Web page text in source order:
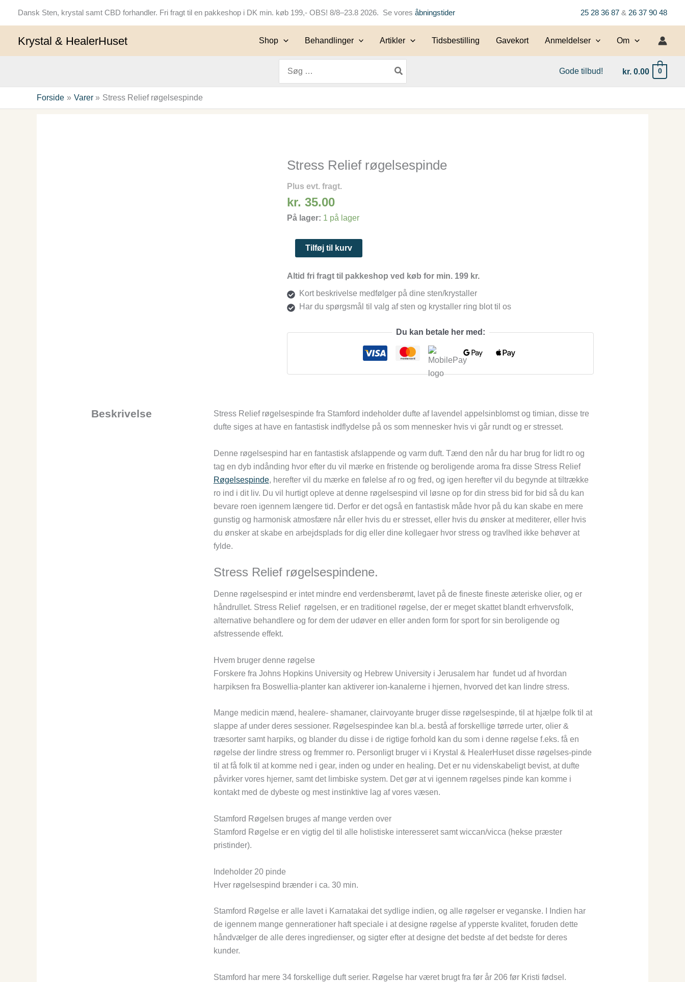
Dansk Sten, krystal samt CBD forhandler. Fri fragt til en pakkeshop i DK min. køb 199,- OBS! 8/8–23.8 2026. Se vores åbningstider 25 28 36 87 & 26 37 90 48
Krystal & HealerHuset Shop Behandlinger Artikler Tidsbestilling Gavekort Anmeldelser Om
efter:
Gode tilbud! kr. 0.00 0
Forside Varer Stress Relief røgelsespinde
Stress Relief røgelsespinde
Plus evt. fragt.
kr. 35.00
På lager: 1 på lager
Stress
røgelsespinde
antal
Tilføj til kurv
Altid fri fragt til pakkeshop ved køb for min. 199 kr.
Kort beskrivelse medfølger på dine sten/krystaller
Har du spørgsmål til valg af sten og krystaller ring blot til os
Du kan betale her med:
Beskrivelse
Stress Relief røgelsespinde fra Stamford indeholder dufte af lavendel appelsinblomst og timian, disse tre
dufte siges at have en fantastisk indflydelse på os som mennesker hvis vi går rundt og er stresset.
Denne røgelsespind har en fantastisk afslappende og varm duft. Tænd den når du har brug for lidt ro og
tag en dyb indånding hvor efter du vil mærke en fristende og beroligende aroma fra disse Stress Relief
Røgelsespinde, herefter vil du mærke en følelse af ro og fred, og igen herefter vil du begynde at tiltrække
ro ind i dit liv. Du vil hurtigt opleve at denne røgelsespind vil løsne op for din stress bid for bid så du kan
bevare roen igennem længere tid. Derfor er det også en fantastisk måde hvor på du kan skabe en mere
gunstig og harmonisk atmosfære når eller hvis du er stresset, eller hvis du ønsker at mediterer, eller hvis
du ønsker at skabe en arbejdsplads for dig eller dine kollegaer hvor stress og travlhed ikke behøver at
fylde.
Stress Relief røgelsespindene.
Denne røgelsespind er intet mindre end verdensberømt, lavet på de fineste fineste æteriske olier, og er
håndrullet. Stress Relief røgelsen, er en traditionel røgelse, der er meget skattet blandt erhvervsfolk,
alternative behandlere og for dem der udøver en eller anden form for sport for sin beroligende og
afstressende effekt.
Hvem bruger denne røgelse
Forskere fra Johns Hopkins University og Hebrew University i Jerusalem har fundet ud af hvordan
harpiksen fra Boswellia-planter kan aktiverer ion-kanalerne i hjernen, hvorved det kan lindre stress.
Mange medicin mænd, healere- shamaner, clairvoyante bruger disse røgelsespinde, til at hjælpe folk til at
slappe af under deres sessioner. Røgelsespindee kan bl.a. bestå af forskellige tørrede urter, olier &
træsorter samt harpiks, og blander du disse i de rigtige forhold kan du som i denne røgelse f.eks. få en
røgelse der lindre stress og fremmer ro. Personligt bruger vi i Krystal & HealerHuset disse røgelses-pinde
til at få folk til at komme ned i gear, inden og under en healing. Det er nu videnskabeligt bevist, at dufte
påvirker vores hjerner, samt det limbiske system. Det gør at vi igennem røgelses pinde kan komme i
kontakt med de dybeste og mest instinktive lag af vores væsen.
Stamford Røgelsen bruges af mange verden over
Stamford Røgelse er en vigtig del til alle holistiske interesseret samt wiccan/vicca (hekse præster
pristinder).
Indeholder 20 pinde
Hver røgelsespind brænder i ca. 30 min.
Stamford Røgelse er alle lavet i Karnatakai det sydlige indien, og alle røgelser er veganske. I Indien har
de igennem mange gennerationer haft speciale i at designe røgelse af ypperste kvalitet, foruden dette
håndvælger de alle deres ingredienser, og sigter efter at designe det bedste af det bedste for deres
kunder.
Stamford har mere 34 forskellige duft serier. Røgelse har været brugt fra før år 206 før Kristi fødsel.